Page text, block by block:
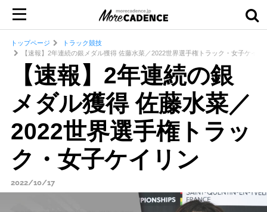
トップページ
トラック競技
【速報】2年連続の銀メダル獲得 佐藤水菜／2022世界選手権トラック・女子ケイリ
【速報】2年連続の銀
メダル獲得 佐藤水菜／
2022世界選手権トラッ
ク・女子ケイリン
2022/10/17